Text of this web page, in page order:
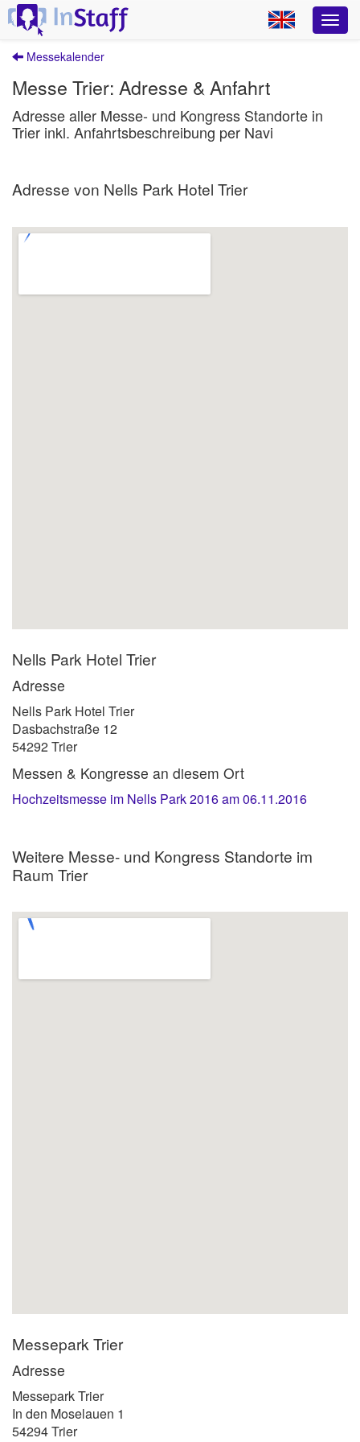
Messekalender
Messe Trier: Adresse & Anfahrt
Adresse aller Messe- und Kongress Standorte in
Trier inkl. Anfahrtsbeschreibung per Navi
Adresse von Nells Park Hotel Trier
Nells Park Hotel Trier
Adresse
Nells Park Hotel Trier
Dasbachstraße 12
54292 Trier
Messen & Kongresse an diesem Ort
Hochzeitsmesse im Nells Park 2016 am 06.11.2016
Weitere Messe- und Kongress Standorte im
Raum Trier
Messepark Trier
Adresse
Messepark Trier
In den Moselauen 1
54294 Trier